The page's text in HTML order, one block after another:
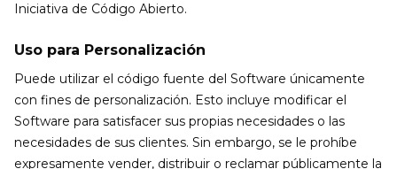
Iniciativa de Código Abierto.
Uso para Personalización
Puede utilizar el código fuente del Software únicamente
con fines de personalización. Esto incluye modificar el
Software para satisfacer sus propias necesidades o las
necesidades de sus clientes. Sin embargo, se le prohíbe
expresamente vender, distribuir o reclamar públicamente la